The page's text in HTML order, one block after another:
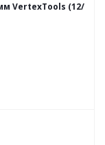
VertexTools (12/